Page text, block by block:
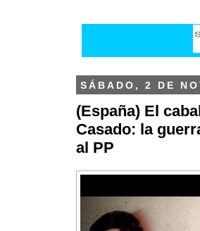
SÁBADO, 2 DE
(España) El
Casado: la
al PP